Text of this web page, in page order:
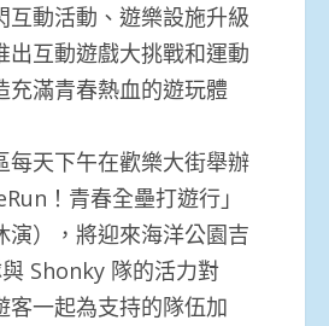
互動活動、遊樂設施升級
出互動遊戲大挑戰和運動
充滿青春熱血的遊玩體
天下午在歡樂大街舉辦
！青春全壘打遊行」
演），將迎來海洋公園吉
Shonky 隊的活力對
客一起為支持的隊伍加